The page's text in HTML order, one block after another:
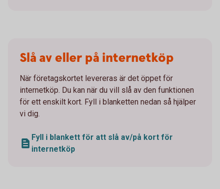
Slå av eller på internetköp
När företagskortet levereras är det öppet för
internetköp. Du kan när du vill slå av den funktionen
för ett enskilt kort. Fyll i blanketten nedan så hjälper
vi dig.
Fyll i blankett för att slå av/på kort för
internetköp